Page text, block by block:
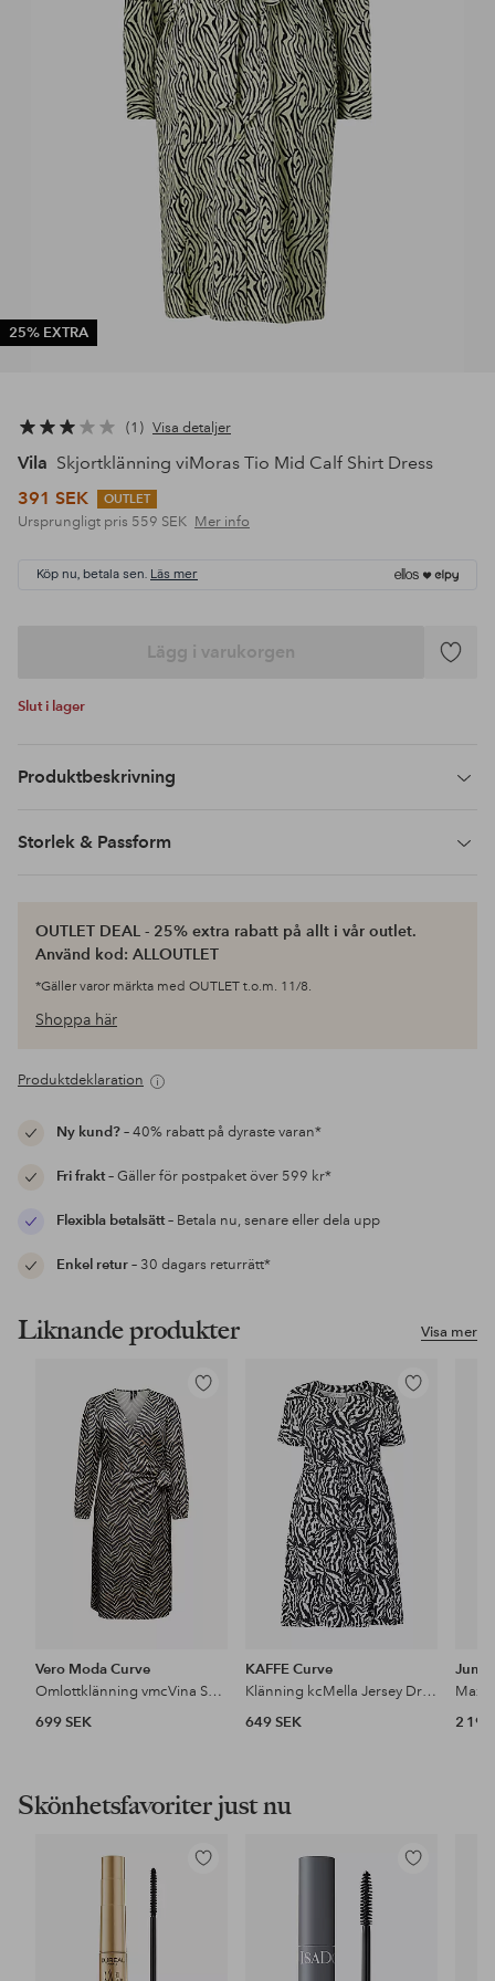
25% EXTRA
1 Visa detaljer
Vila Skjortklänning viMoras Tio Mid Calf Shirt Dress
391 SEK
OUTLET
Ursprungligt pris 559 SEK Mer info
Köp nu, betala sen. Läs mer
Lägg i varukorgen
Lägg
Slut i lager
Produktbeskrivning
Storlek & Passform
OUTLET DEAL - 25% extra rabatt på allt i vår outlet.
Använd kod: ALLOUTLET
*Gäller varor märkta med OUTLET t.o.m. 11/8.
Shoppa här
Produktdeklaration
Ny kund?– 40% rabatt på dyraste varan*
Fri frakt– Gäller för postpaket över 599 kr*
Flexibla betalsätt– Betala nu, senare eller dela upp
Enkel retur– 30 dagars returrätt*
Visa mer
Liknande produkter
Lägg
Vero Moda Curve
Omlottklänning vmcVina Sonya LS Calf Dress Wvn GA
699 SEK
Lägg
till
i
KAFFE Curve
Klänning kcMella Jersey Dress
649 SEK
2 199
Skönhetsfavoriter just nu
Lägg
Lägg